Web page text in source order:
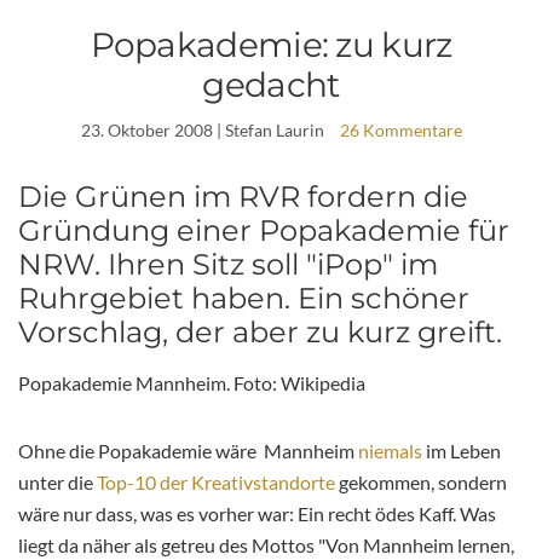
Popakademie: zu kurz
gedacht
23. Oktober 2008| Stefan Laurin 26 Kommentare
Die Grünen im RVR fordern die
Gründung einer Popakademie für
NRW. Ihren Sitz soll "iPop" im
Ruhrgebiet haben. Ein schöner
Vorschlag, der aber zu kurz greift.
Popakademie Mannheim. Foto: Wikipedia
Ohne die Popakademie wäre Mannheim niemals im Leben
unter dieTop-10 der Kreativstandortegekommen, sondern
wäre nur dass, was es vorher war: Ein recht ödes Kaff. Was
liegt da näher als getreu des Mottos "Von Mannheim lernen,